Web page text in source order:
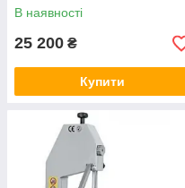
В наявності
25 200 ₴
Купити